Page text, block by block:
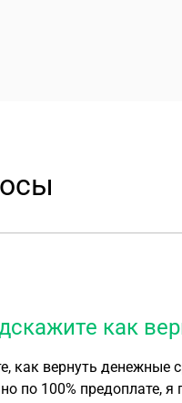
как
смартфон на Avito. Нашел предложение, человек готов был
по 100% предоплате,